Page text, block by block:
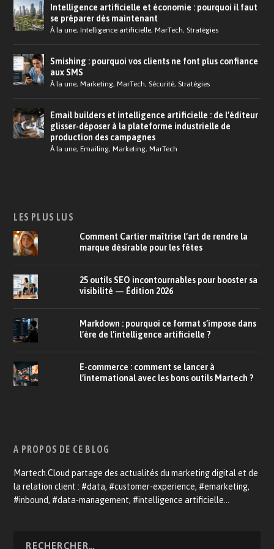
Intelligence artificielle et économie : pourquoi il faut
se préparer dès maintenant
À la une,Intelligence artificielle,MarTech, Stratégies
Smishing : pourquoi vos clients ne font plus confiance
aux SMS
À la une,Marketing,MarTech, Sécurité, Stratégies
Email builders et intelligence artificielle : de l’éditeur
glisser-déposer à la plateforme industrielle de
production des campagnes
À la une,Emailing,Marketing,MarTech
LES PLUS LUS
Comment Cartier maîtrise l’art de rendre la
marque désirable pour les fêtes
25 outils SEO incontournables pour booster sa
visibilité — Édition 2026
Markdown : pourquoi ce format s’impose dans
l’ère de l’intelligence artificielle ?
E-commerce : comment se lancer à
l’international avec les bons outils Martech ?
A PROPOS DE CE BLOG
Martech.Cloud partage des actualités du marketing digital et de
la relation client : #data, #customer-experience, #emarketing,
#inbound, #data-management, #intelligence artificielle…